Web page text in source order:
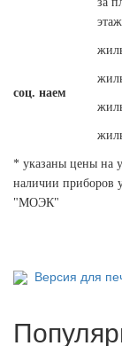
этаж
соц. наем
* указаны цены на
наличии приборов
"МОЭК"
Версия для